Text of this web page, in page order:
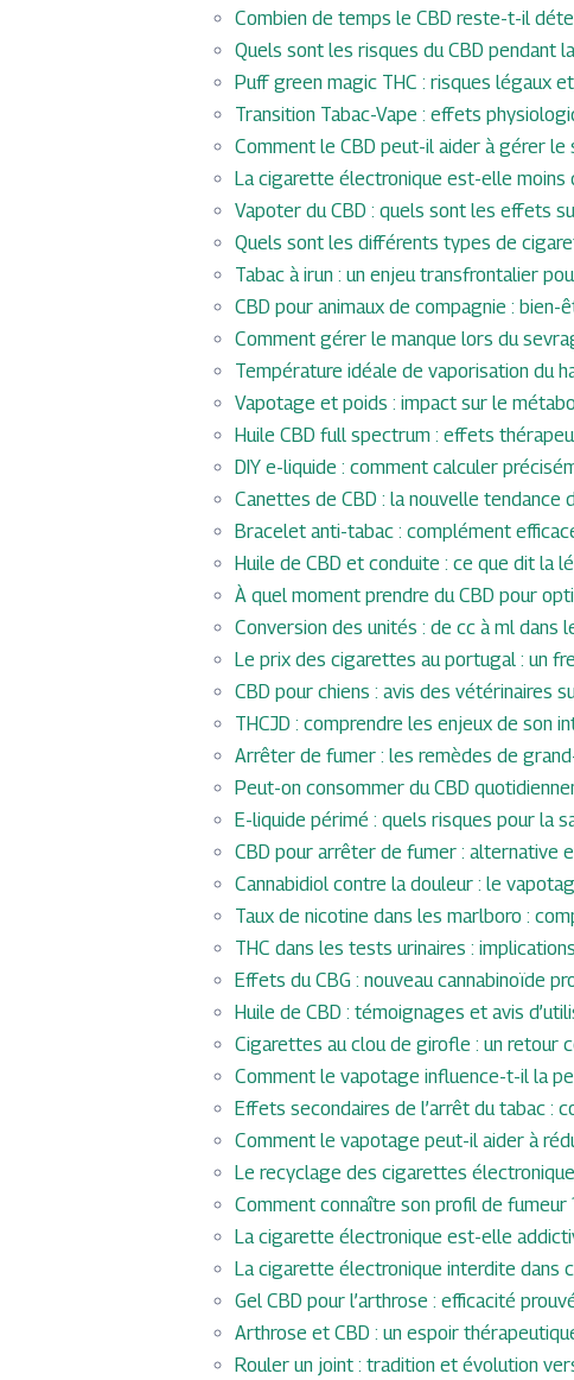
Combien de temps le CBD reste-t-il
Quels sont les risques du CBD pendant
Puff green magic THC : risques légaux
Transition Tabac-Vape : effets
Comment le CBD peut-il aider à gérer le
La cigarette électronique est-elle moins
Vapoter du CBD : quels sont les effets
Quels sont les différents types de
Tabac à irun : un enjeu transfrontalier
CBD pour animaux de compagnie :
Comment gérer le manque lors du
Température idéale de vaporisation du
Vapotage et poids : impact sur le
Huile CBD full spectrum : effets
DIY e-liquide : comment calculer
Canettes de CBD : la nouvelle tendance
Bracelet anti-tabac : complément
Huile de CBD et conduite : ce que dit la
À quel moment prendre du CBD pour
Conversion des unités : de cc à ml dans
Le prix des cigarettes au portugal : un
CBD pour chiens : avis des vétérinaires
THCJD : comprendre les enjeux de son
Arrêter de fumer : les remèdes de
Peut-on consommer du CBD
E-liquide périmé : quels risques pour la
CBD pour arrêter de fumer : alternative
Cannabidiol contre la douleur : le
Taux de nicotine dans les marlboro :
THC dans les tests urinaires :
Effets du CBG : nouveau cannabinoïde
Huile de CBD : témoignages et avis
Cigarettes au clou de girofle : un retour
Comment le vapotage influence-t-il la
Effets secondaires de l’arrêt du tabac :
Comment le vapotage peut-il aider à
Le recyclage des cigarettes
Comment connaître son profil de fumeur
La cigarette électronique est-elle
La cigarette électronique interdite dans
Gel CBD pour l’arthrose : efficacité
Arthrose et CBD : un espoir
Rouler un joint : tradition et évolution